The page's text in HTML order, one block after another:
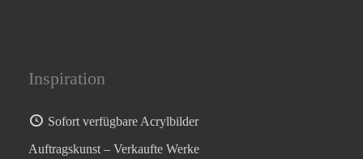
Inspiration
Sofort verfügbare Acrylbilder
Auftragskunst – Verkaufte Werke